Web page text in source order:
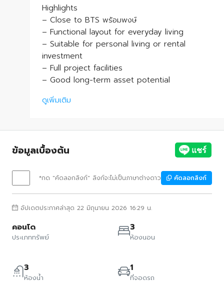
Highlights
– Close to BTS พร้อมพงษ์
– Functional layout for everyday living
– Suitable for personal living or rental
investment
– Full project facilities
– Good long-term asset potential
ดูเพิ่มเติม
ข้อมูลเบื้องต้น
*กด "คัดลอกลิงก์" ลิงก์จะไม่เป็นภาษาต่างดาว คัดลอกลิงก์
อัปเดตประกาศล่าสุด 22 มิถุนายน 2026 16:29 น.
คอนโด
ประเภททรัพย์
3
ห้องนอน
3
ห้องน้ำ
1
ที่จอดรถ